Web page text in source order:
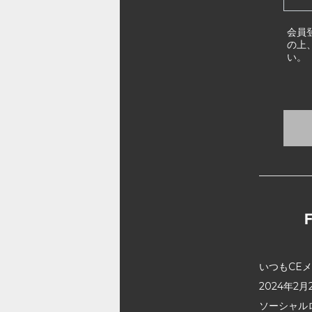
会員
の上
い。
いつもCE
2024年2月
ソーシャ